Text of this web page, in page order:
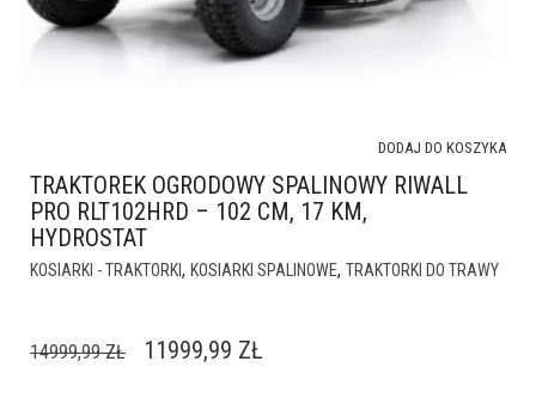
TRAKTOREK OGRODOWY SPALINOWY RIWALL
PRO RLT102HRD – 102 CM, 17 KM,
HYDROSTAT
KOSIARKI - TRAKTORKI, KOSIARKI SPALINOWE, TRAKTORKI DO TRAWY
DODAJ DO KOSZYKA
14999,99ZŁ
PIERWOTNA
11999,99 ZŁ